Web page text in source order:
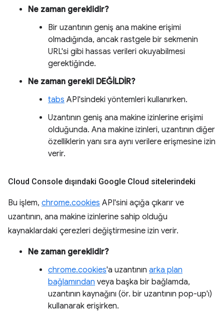
Ne zaman gereklidir?
Bir uzantının geniş ana makine erişimi
olmadığında, ancak rastgele bir sekmenin
URL'si gibi hassas verileri okuyabilmesi
gerektiğinde.
Ne zaman gerekli DEĞİLDİR?
tabs API'sindeki yöntemleri kullanırken.
Uzantının geniş ana makine izinlerine erişimi
olduğunda. Ana makine izinleri, uzantının diğer
özelliklerin yanı sıra aynı verilere erişmesine izin
verir.
Cloud Console dışındaki Google Cloud sitelerindeki
Bu işlem, chrome.cookies API'sini açığa çıkarır ve
uzantının, ana makine izinlerine sahip olduğu
kaynaklardaki çerezleri değiştirmesine izin verir.
Ne zaman gereklidir?
chrome.cookies'a uzantının arka plan
bağlamından veya başka bir bağlamda,
uzantının kaynağını (ör. bir uzantının pop-up'ı)
kullanarak erişirken.